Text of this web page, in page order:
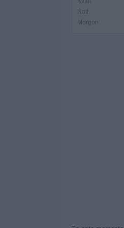
Natt
Morgon